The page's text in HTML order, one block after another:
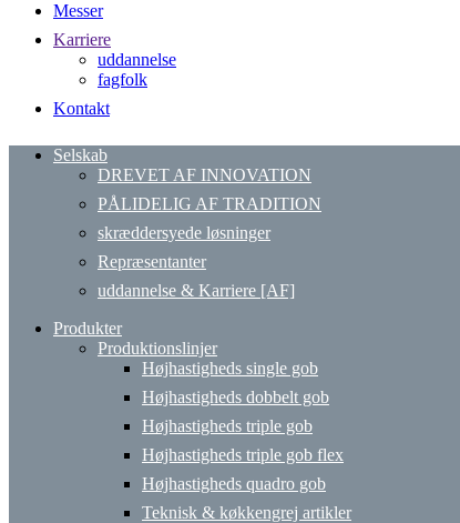
Messer
Karriere
uddannelse
fagfolk
Kontakt
Selskab
DREVET AF INNOVATION
PÅLIDELIG AF TRADITION
skræddersyede løsninger
Repræsentanter
uddannelse & Karriere [AF]
Produkter
Produktionslinjer
Højhastigheds single gob
Højhastigheds dobbelt gob
Højhastigheds triple gob
Højhastigheds triple gob flex
Højhastigheds quadro gob
Teknisk & køkkengrej artikler